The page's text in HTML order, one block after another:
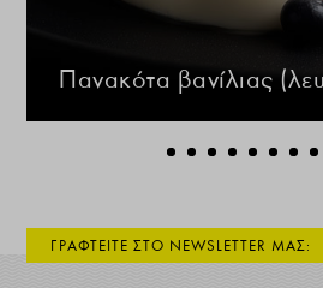
Πανακότα βανίλιας
ΓΡΑΦΤΕΙΤΕ ΣΤΟ NEWSLETTER ΜΑΣ: